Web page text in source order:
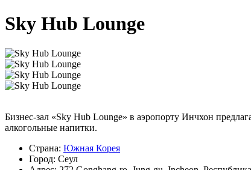
Sky Hub Lounge
Бизнес-зал «Sky Hub Lounge» в аэропорту Инчхон
алкогольные напитки.
Страна: Южная Корея
Город: Сеул